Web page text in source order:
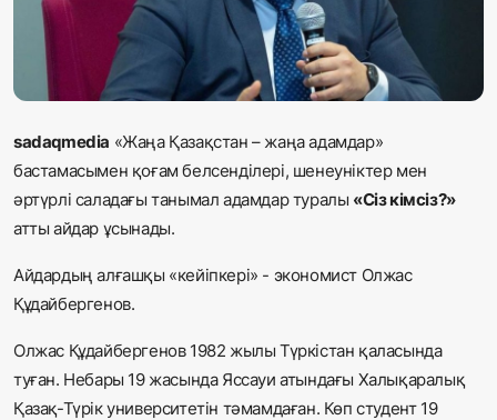
Жаңалықтар
Қоғам
Әлем
Журналистік зерттеу
Қазақ тілі
sadaqmedia «Жаңа Қазақстан– жаңа адамдар»
бастамасымен қоғам белсенділері, шенеуніктер мен
әртүрлі саладағы танымал адамдар туралы «Сіз кімсіз?»
атты айдар ұсынады.
Айдардың алғашқы «кейіпкері» - экономист Олжас
Құдайбергенов.
Олжас Құдайбергенов 1982 жылы Түркістан қаласында
туған. Небары 19 жасында Яссауи атындағы Халықаралық
Қазақ-Түрік университетін тәмамдаған. Көп студент 19